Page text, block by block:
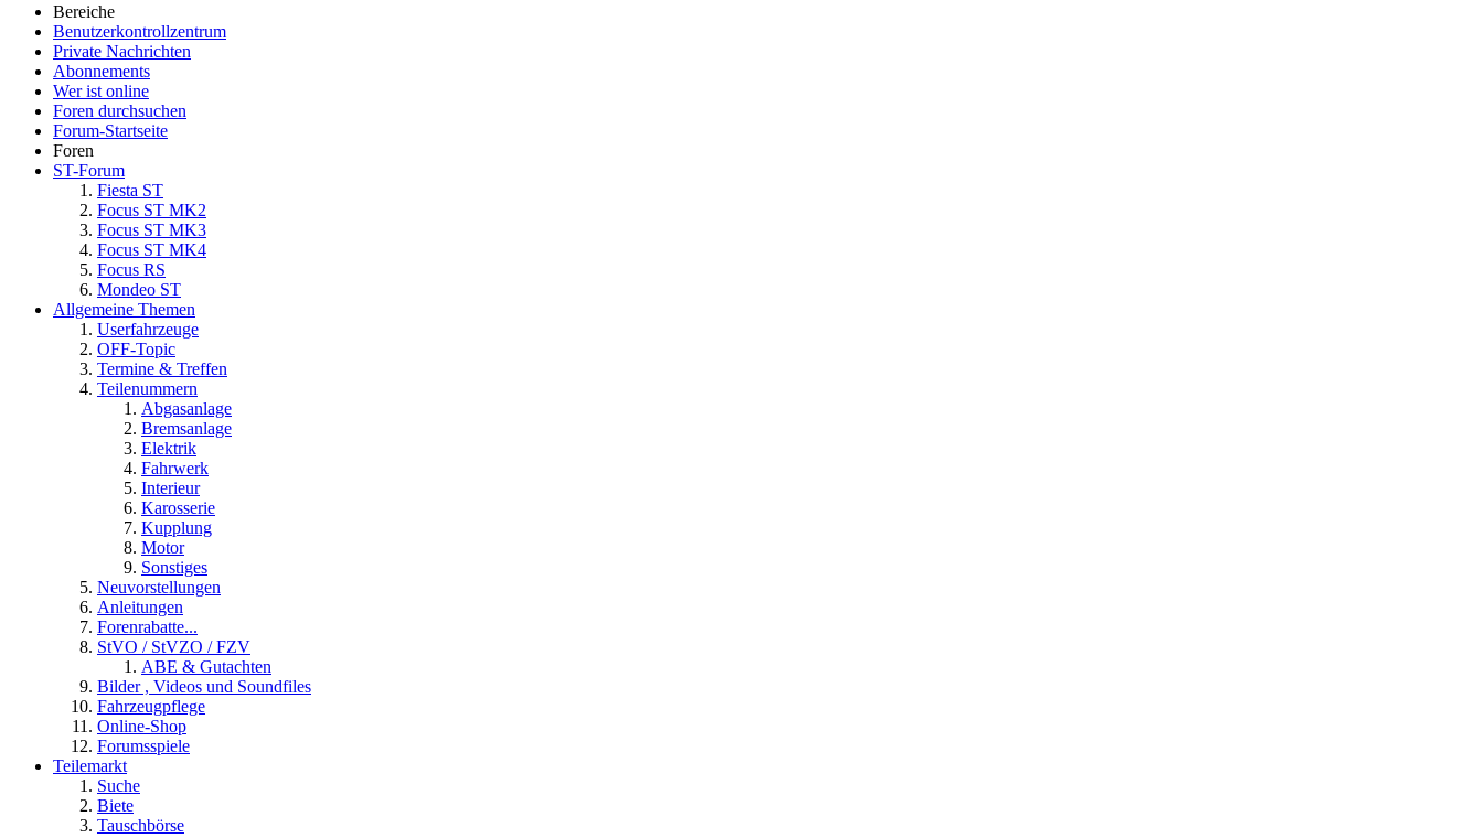
Bereiche
Benutzerkontrollzentrum
Private Nachrichten
Abonnements
Wer ist online
Foren durchsuchen
Forum-Startseite
Foren
ST-Forum
Fiesta ST
Focus ST MK2
Focus ST MK3
Focus ST MK4
Focus RS
Mondeo ST
Allgemeine Themen
Userfahrzeuge
OFF-Topic
Termine & Treffen
Teilenummern
Abgasanlage
Bremsanlage
Elektrik
Fahrwerk
Interieur
Karosserie
Kupplung
Motor
Sonstiges
Neuvorstellungen
Anleitungen
Forenrabatte...
StVO / StVZO / FZV
ABE & Gutachten
Bilder , Videos und Soundfiles
Fahrzeugpflege
Online-Shop
Forumsspiele
Teilemarkt
Suche
Biete
Tauschbörse